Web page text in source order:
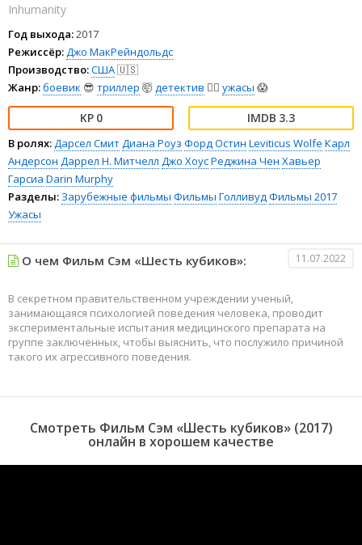
Inhumanity
Год выхода:2017
Режиссёр:Джо МакРейндольдс
Производство:США🇺🇸
Жанр:боевик 😎 триллер 🤯детектив 🕵️‍♂️ ужасы 😱
0 3.3
В ролях:Дарсел СмитДиана Роуз Форд Остин Leviticus Wolfe Карл
Андерсон Даррел Н. Митчелл Джо ХоусРеджина Чен Хавьер
Гарсиа Darin Murphy
Разделы: Зарубежные фильмы Фильмы ГолливудФильмы 2017
Ужасы
О чем Фильм Сэм «Шесть кубиков»: 11.07.2022
В секретном правительственном учреждении ученый,
занимающаяся психологией поведения человека, проводит
экспериментальные испытания медицинского препарата на
группе заключенных, чтобы выяснить, что послужило причиной
такого их агрессивного поведения.
Смотреть Фильм Сэм «Шесть кубиков» (2017)
онлайн в хорошем качестве